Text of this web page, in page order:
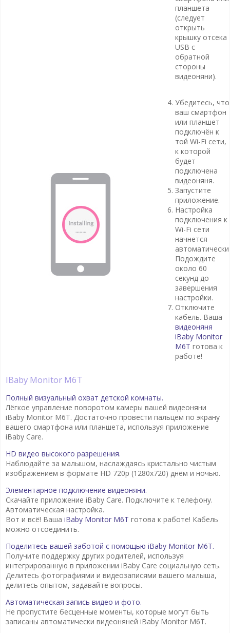
планшета
(следует
открыть
крышку отсека
USB с
обратной
стороны
видеоняни).
Убедитесь, что
ваш смартфон
или планшет
подключён к
той Wi-Fi сети,
к которой
будет
подключена
видеоняня.
Запустите
приложение.
Настройка
подключения к
Wi-Fi сети
начнется
автоматически.
Подождите
около 60
секунд до
завершения
настройки.
Отключите
кабель. Ваша
видеоняня
iBaby Monitor
M6T готова к
работе!
iBaby Monitor M6T
Полный визуальный охват детской комнаты.
Лёгкое управление поворотом камеры вашей видеоняни
iBaby Monitor M6T. Достаточно провести пальцем по экрану
вашего смартфона или планшета, используя приложение
iBaby Care.
HD видео высокого разрешения.
Наблюдайте за малышом, наслаждаясь кристально чистым
изображением в формате HD 720p (1280x720) днём и ночью.
Элементарное подключение видеоняни.
Скачайте приложение iBaby Care. Подключите к телефону.
Автоматическая настройка.
Вот и всё! Ваша iBaby Monitor M6T готова к работе! Кабель
можно отсоединить.
Поделитесь вашей заботой с помощью iBaby Monitor M6T.
Получите поддержку других родителей, используя
интегрированную в приложении iBaby Care социальную сеть.
Делитесь фотографиями и видеозаписями вашего малыша,
делитесь опытом, задавайте вопросы.
Автоматическая запись видео и фото.
Не пропустите бесценные моменты, которые могут быть
записаны автоматически видеоняней iBaby Monitor M6T.